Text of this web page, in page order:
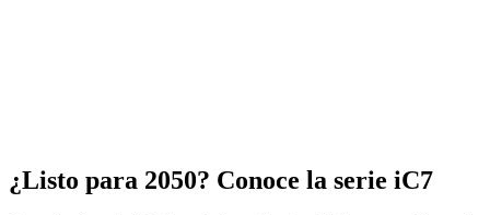
¿Listo para 2050? Conoce la serie iC7